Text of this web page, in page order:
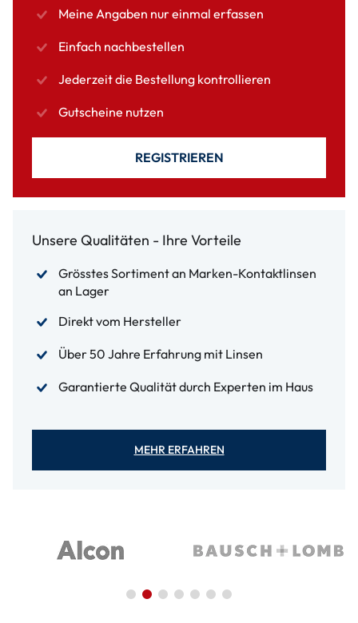
Meine Angaben nur einmal erfassen
Einfach nachbestellen
Jederzeit die Bestellung kontrollieren
Gutscheine nutzen
REGISTRIEREN
Unsere Qualitäten - Ihre Vorteile
Grösstes Sortiment an Marken-Kontaktlinsen
an Lager
Direkt vom Hersteller
Über 50 Jahre Erfahrung mit Linsen
Garantierte Qualität durch Experten im Haus
MEHR ERFAHREN